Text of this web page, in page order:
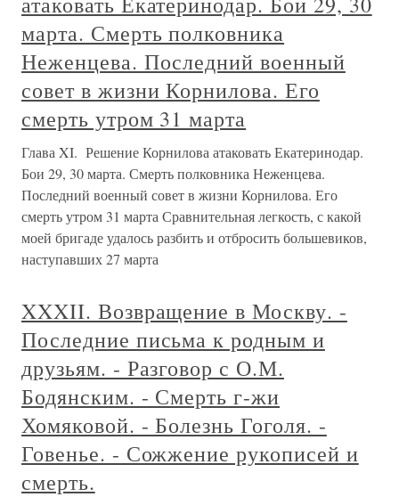
марта. Смерть полковника
Неженцева. Последний военный
совет в жизни Корнилова. Его
смерть утром 31 марта
Глава XI. Решение Корнилова атаковать Екатеринодар.
Бои 29, 30 марта. Смерть полковника Неженцева.
Последний военный совет в жизни Корнилова. Его
смерть утром 31 марта Сравнительная легкость, с какой
моей бригаде удалось разбить и отбросить большевиков,
наступавших 27 марта
XXXII. Возвращение в Москву. -
Последние письма к родным и
друзьям. - Разговор с О.М.
Бодянским. - Смерть г-жи
Хомяковой. - Болезнь Гоголя. -
Говенье. - Сожжение рукописей и
смерть.